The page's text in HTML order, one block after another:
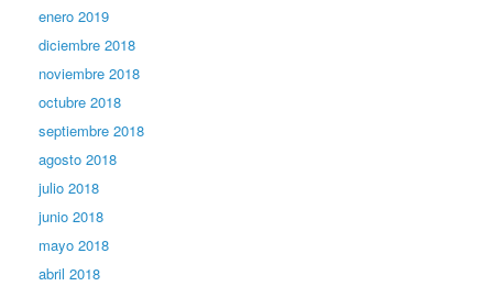
enero 2019
diciembre 2018
noviembre 2018
octubre 2018
septiembre 2018
agosto 2018
julio 2018
junio 2018
mayo 2018
abril 2018